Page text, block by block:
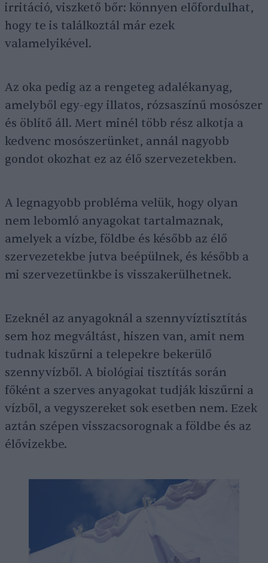
irritáció, viszkető bőr: könnyen előfordulhat,
hogy te is találkoztál már ezek
valamelyikével.
Az oka pedig az a rengeteg adalékanyag,
amelyből egy-egy illatos, rózsaszínű mosószer
és öblítő áll. Mert minél több rész alkotja a
kedvenc mosószerünket, annál nagyobb
gondot okozhat ez az élő szervezetekben.
A legnagyobb probléma velük, hogy olyan
nem lebomló anyagokat tartalmaznak,
amelyek a vízbe, földbe és később az élő
szervezetekbe jutva beépülnek, és később a
mi szervezetünkbe is visszakerülhetnek.
Ezeknél az anyagoknál a szennyvíztisztítás
sem hoz megváltást, hiszen van, amit nem
tudnak kiszűrni a telepekre bekerülő
szennyvízből. A biológiai tisztítás során
főként a szerves anyagokat tudják kiszűrni a
vízből, a vegyszereket sok esetben nem. Ezek
aztán szépen visszacsorognak a földbe és az
élővizekbe.